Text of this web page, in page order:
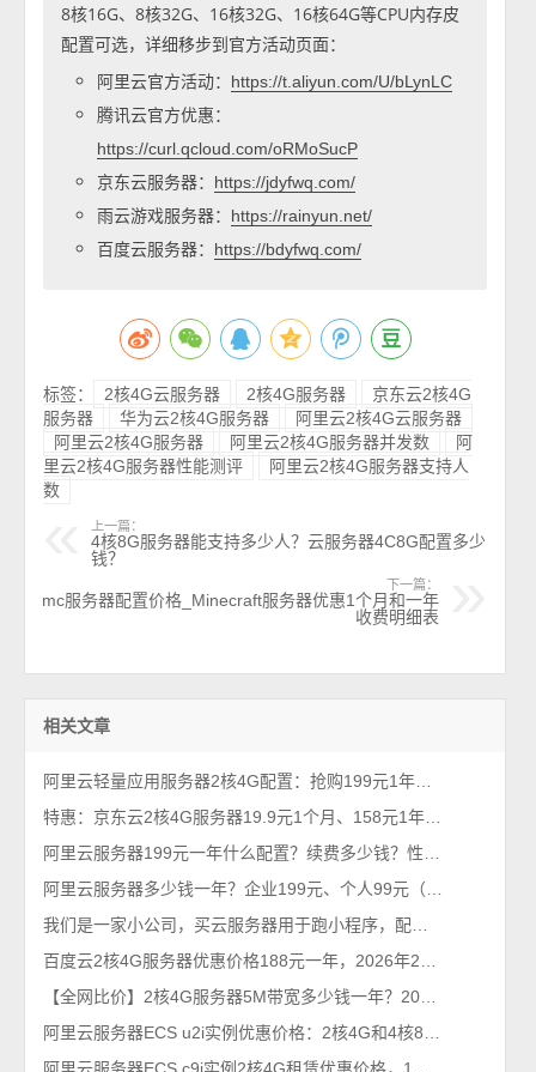
8核16G、8核32G、16核32G、16核64G等CPU内存皮
配置可选，详细移步到官方活动页面：
阿里云官方活动：
https://t.aliyun.com/U/bLynLC
腾讯云官方优惠：
https://curl.qcloud.com/oRMoSucP
京东云服务器： https://jdyfwq.com/
雨云游戏服务器： https://rainyun.net/
百度云服务器： https://bdyfwq.com/
标签： 2核4G云服务器 2核4G服务器
京东云2核4G
服务器
华为云2核4G服务器
阿里云2核4G云服务器
阿里云2核4G服务器
阿里云2核4G服务器并发数
阿
里云2核4G服务器性能测评
阿里云2核4G服务器支持人
数
上一篇：
4核8G服务器能支持多少人？云服务器4C8G配置多少
钱？
下一篇：
mc服务器配置价格_Minecraft服务器优惠1个月和一年
收费明细表
相关文章